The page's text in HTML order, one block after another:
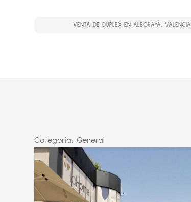
VENTA DE DÚPLEX EN ALBORAYA, VALENCIA
Categoría: General